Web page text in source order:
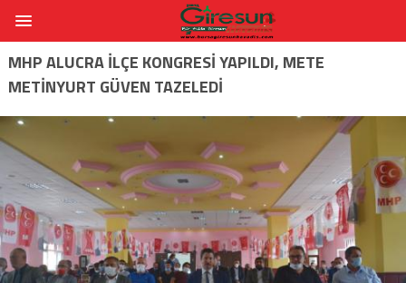
MHP ALUCRA İLÇE KONGRESI YAPILDI, METE
METINYURT GÜVEN TAZELEDI